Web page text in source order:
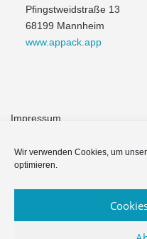
Wir verwenden Cookies, um
optimieren.
Pfingstweidstraße 13
68199 Mannheim
www.appack.app
Impressum
Module & Funktionen